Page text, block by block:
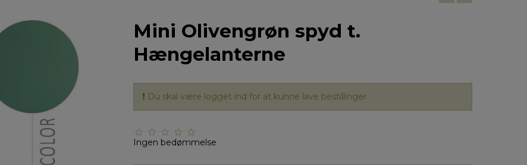
Mini Olivengrøn spyd t.
Hængelanterne
Du skal være logget ind for at kunne lave bestillinger
Ingen bedømmelse